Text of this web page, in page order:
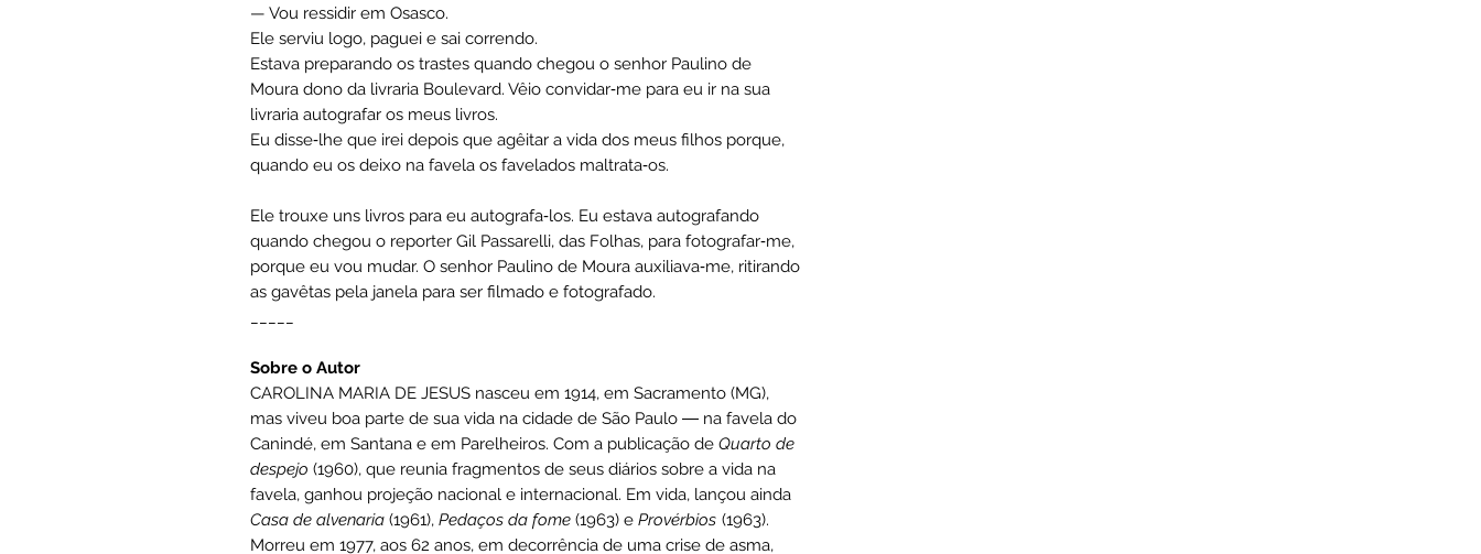
— Vou ressidir em Osasco.
Ele serviu logo, paguei e sai correndo.
Estava preparando os trastes quando chegou o senhor Paulino de
Moura dono da livraria Boulevard. Vêio convidar‑me para eu ir na sua
livraria autografar os meus livros.
Eu disse‑lhe que irei depois que agêitar a vida dos meus filhos porque,
quando eu os deixo na favela os favelados maltrata‑os.
Ele trouxe uns livros para eu autografa‑los. Eu estava autografando
quando chegou o reporter Gil Passarelli, das Folhas, para fotografar‑me,
porque eu vou mudar. O senhor Paulino de Moura auxiliava‑me, ritirando
as gavêtas pela janela para ser filmado e fotografado.
Sobre o Autor
CAROLINA MARIA DE JESUS nasceu em 1914, em Sacramento (MG),
mas viveu boa parte de sua vida na cidade de São Paulo ― na favela do
Canindé, em Santana e em Parelheiros. Com a publicação de Quarto de
despejo (1960), que reunia fragmentos de seus diários sobre a vida na
favela, ganhou projeção nacional e internacional. Em vida, lançou ainda
Casa de alvenaria (1961), Pedaços da fome (1963) e Provérbios (1963).
Morreu em 1977, aos 62 anos, em decorrência de uma crise de asma,